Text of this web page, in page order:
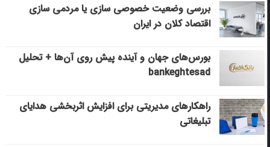
بررسی وضعیت خصوصی سازی یا مردمی سازی
اقتصاد کلان در ایران
بورس‌های جهان و آینده پیش روی آن‌ها + تحلیل
bankeghtesad
راهکارهای مدیریتی برای افزایش اثربخشی هدایای
تبلیغاتی